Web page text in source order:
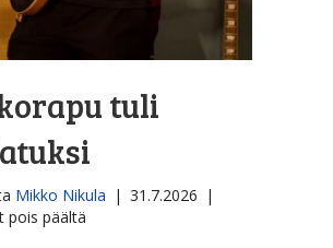
tuli
Mikko Nikula | 31.7.2026 |
pois päältä